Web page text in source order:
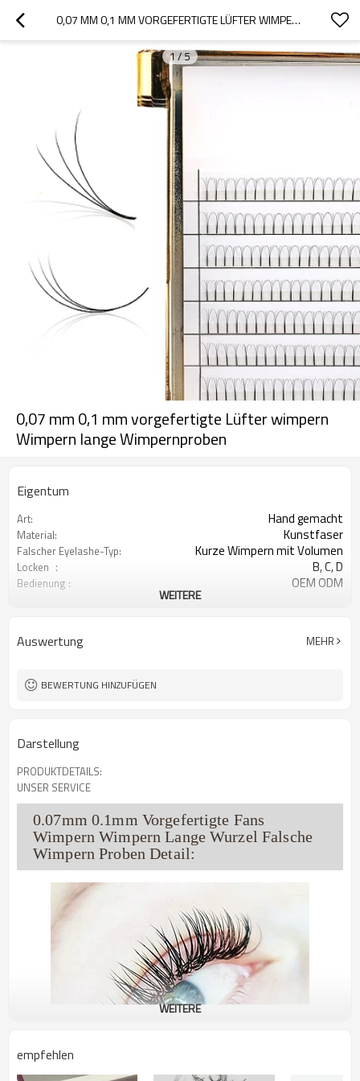
0,07 MM 0,1 MM VORGEFERTIGTE LÜFTER WIMPERN WIMPERN LANGE WIMPERNPROBEN
1/5
0,07 mm 0,1 mm vorgefertigte Lüfter wimpern
Wimpern lange Wimpernproben
Eigentum
Art: Hand gemacht
Material: Kunstfaser
Falscher Eyelashe-Typ: Kurze Wimpern mit Volumen
Locken ： B, C, D
Bedienung : OEM ODM
Maßgeschneiderte paket akzeptiert
WEITERE
Auswertung MEHR
BEWERTUNG HINZUFÜGEN
Darstellung
PRODUKTDETAILS:
UNSER SERVICE
0.07mm 0.1mm Vorgefertigte Fans
Wimpern Wimpern Lange Wurzel Falsche
Wimpern Proben Detail:
WEITERE
empfehlen